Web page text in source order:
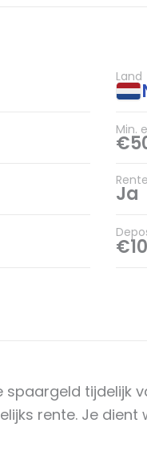
Land
Min.
Ja
tijdelijk
rente. Je dient